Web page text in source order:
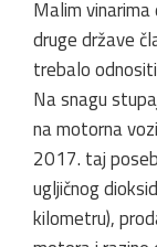
Malim
druge države
trebalo
Na snagu
na motorna
2017. taj
ugljičnog
kilometru),